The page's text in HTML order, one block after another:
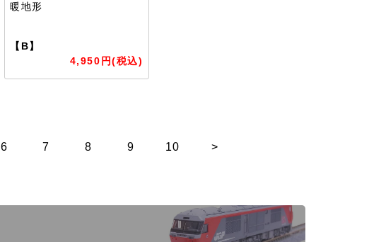
暖地形
【B】
4,950円(税込)
6 7 8 9 10 >